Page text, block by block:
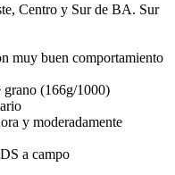
Centro y Sur de BA. Sur
muy buen comportamiento
grano (166g/1000)
y moderadamente
a campo